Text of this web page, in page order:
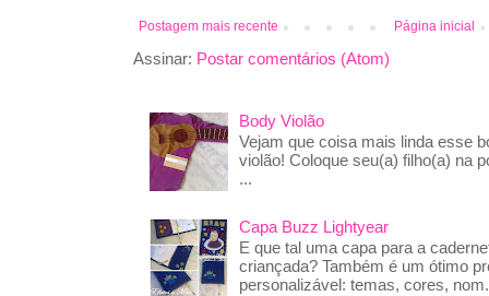
Postagem mais recente Página inicial
Assinar: Postar comentários (Atom)
Body Violão
Vejam que coisa mais linda esse
violão! Coloque seu(a) filho(a) na
...
Capa Buzz Lightyear
E que tal uma capa para a
criançada? Também é um ótimo
personalizável: temas, cores,